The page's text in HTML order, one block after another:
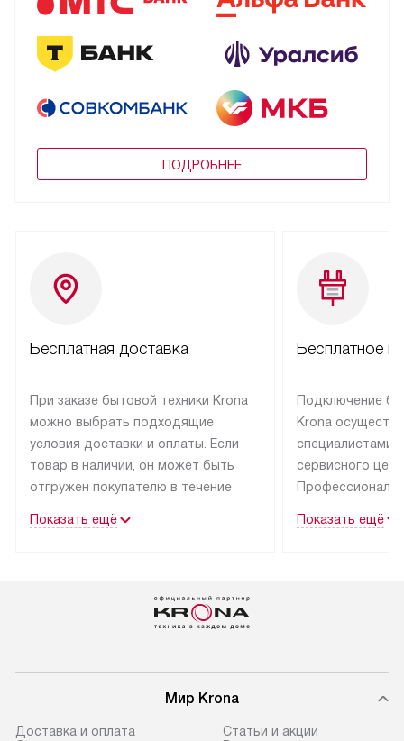
ПОДРОБНЕЕ
Бесплатная доставка
При заказе бытовой техники Krona
можно выбрать подходящие
условия доставки и оплаты. Если
товар в наличии, он может быть
отгружен покупателю в течение
оплачивается дополнительно.
Возможна доставка товаров
Показать ещё
Бесплатное
Подключение
Krona
специалистами
сервисного
эксплуатации
Показать ещё
Мир Krona
Доставка и оплата
Статьи и акции